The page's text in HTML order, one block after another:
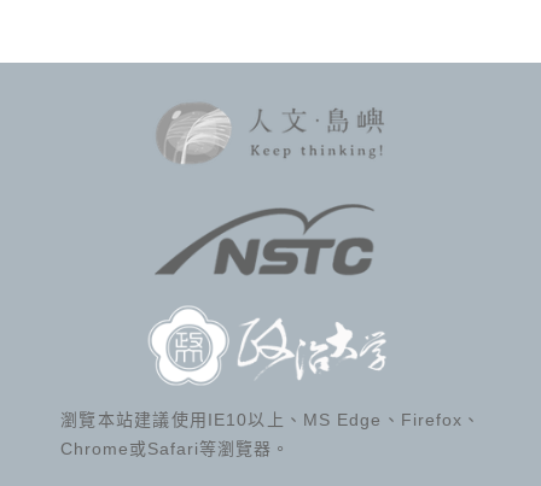
瀏覽本站建議使用IE10以上、MS Edge、Firefox、
Chrome或Safari等瀏覽器。